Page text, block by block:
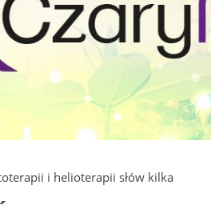
i helioterapii słów kilka